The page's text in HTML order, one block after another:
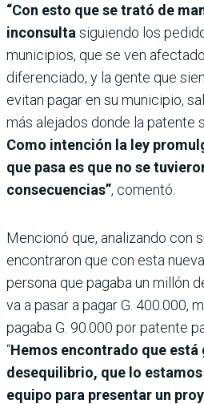
“Con esto que se trató de
inconsulta siguiendo los
municipios, que se ven
diferenciado, y la gente que
evitan pagar en su municipio,
más alejados donde la patente
Como intención la ley
que pasa es que no se
consecuencias”, comentó.
Mencionó que, analizando con
encontraron que con esta
persona que pagaba un millón
va a pasar a pagar G. 400.000,
pagaba G. 90.000 por patente
“Hemos encontrado que está
desequilibrio, que lo
equipo para presentar un